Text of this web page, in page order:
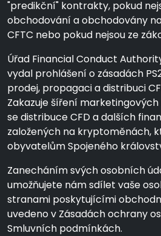
"predikční" kontrakty, pokud
obchodování a obchodovány
CFTC nebo pokud nejsou ze
Úřad Financial Conduct
vydal prohlášení o zásadách
prodej, propagaci a distribuci
Zakazuje šíření
se distribuce CFD a dalších
založených na kryptoměnách,
obyvatelům Spojeného
Zanecháním svých osobních
umožňujete nám sdílet vaše
stranami poskytujícími
uvedeno v Zásadách ochrany
Smluvních podmínkách.